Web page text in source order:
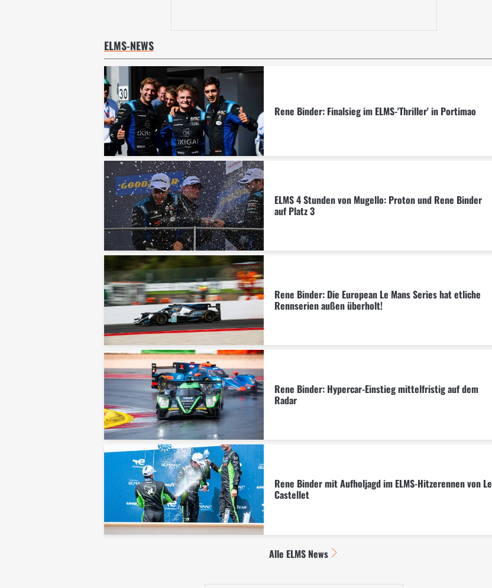
ELMS-NEWS
Rene Binder: Finalsieg im ELMS-'Thriller' in Portimao
ELMS 4 Stunden von Mugello: Proton und Rene Binder
auf Platz 3
Rene Binder: Die European Le Mans Series hat etliche
Rennserien außen überholt!
Rene Binder: Hypercar-Einstieg mittelfristig auf dem
Radar
Rene Binder mit Aufholjagd im ELMS-Hitzerennen von Le
Castellet
Alle ELMS News